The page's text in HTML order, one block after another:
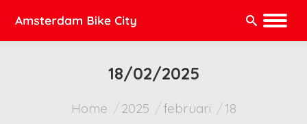
Zoeken:
18/02/2025
Home 2025 februari 18